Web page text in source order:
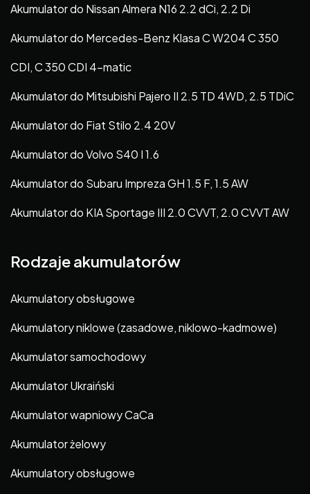
Akumulator do Nissan Almera N16 2.2 dCi, 2.2 Di
Akumulator do Mercedes-Benz Klasa C W204 C 350
CDI, C 350 CDI 4-matic
Akumulator do Mitsubishi Pajero II 2.5 TD 4WD, 2.5 TDiC
Akumulator do Fiat Stilo 2.4 20V
Akumulator do Volvo S40 I 1.6
Akumulator do Subaru Impreza GH 1.5 F, 1.5 AW
Akumulator do KIA Sportage III 2.0 CVVT, 2.0 CVVT AW
Rodzaje akumulatorów
Akumulatory obsługowe
Akumulatory niklowe (zasadowe, niklowo-kadmowe)
Akumulator samochodowy
Akumulator Ukraiński
Akumulator wapniowy CaCa
Akumulator żelowy
Akumulatory obsługowe